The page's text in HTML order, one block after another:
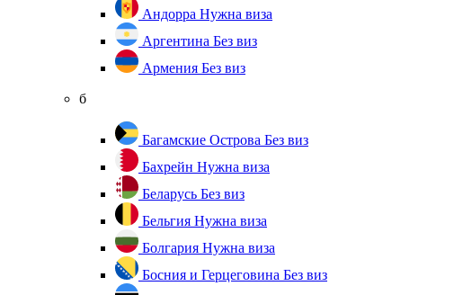
Андорра Нужна виза
Аргентина Без виз
Армения Без виз
б
Багамские Острова Без виз
Бахрейн Нужна виза
Беларусь Без виз
Бельгия Нужна виза
Болгария Нужна виза
Босния и Герцеговина Без виз